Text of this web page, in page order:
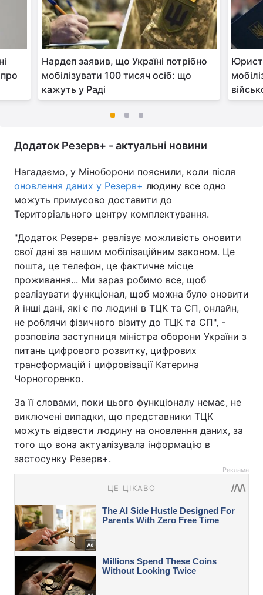
Нардеп заявив, що Україні потрібно
мобілізувати 100 тисяч осіб: що
кажуть у Раді
Додаток Резерв+ - актуальні новини
Нагадаємо, у Міноборони пояснили, коли після
оновлення даних у Резерв+ людину все одно
можуть примусово доставити до
Територіального центру комплектування.
"Додаток Резерв+ реалізує можливість оновити
свої дані за нашим мобілізаційним законом. Це
пошта, це телефон, це фактичне місце
проживання... Ми зараз робимо все, щоб
реалізувати функціонал, щоб можна було оновити
й інші дані, які є по людині в ТЦК та СП, онлайн,
не роблячи фізичного візиту до ТЦК та СП", -
розповіла заступниця міністра оборони України з
питань цифрового розвитку, цифрових
трансформацій і цифровізації Катерина
Чорногоренко.
За її словами, поки цього функціоналу немає, не
виключені випадки, що представники ТЦК
можуть відвести людину на оновлення даних, за
того що вона актуалізувала інформацію в
застосунку Резерв+.
Реклама